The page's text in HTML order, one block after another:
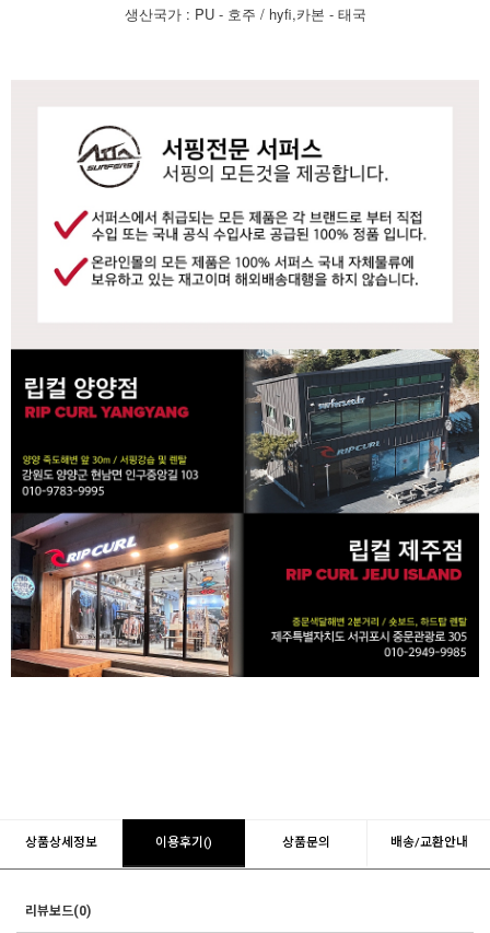
라이프 하세요!
생산국가: PU - 호주 / hyfi,카본 - 태국
상품상세정보 이용후기() 상품문의 배송/교환안내
리뷰보드(0)